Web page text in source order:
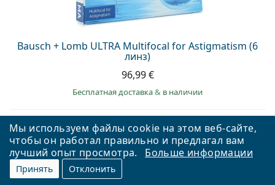
Мы используем файлы cookie на этом веб-сайте,
чтобы он работал правильно и предлагал вам
лучший опыт просмотра.
Больше информации
Принять Отклонить
Bausch + Lomb ULTRA Multifocal for Astigmatism (6
линз)
96,99 €
Бесплатная доставка& в наличии